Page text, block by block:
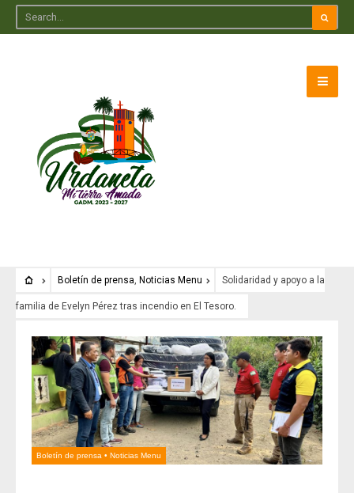
Boletín de prensa, Noticias Menu Solidaridad y apoyo a la
familia de Evelyn Pérez tras incendio en El Tesoro.
Boletín de prensa • Noticias Menu